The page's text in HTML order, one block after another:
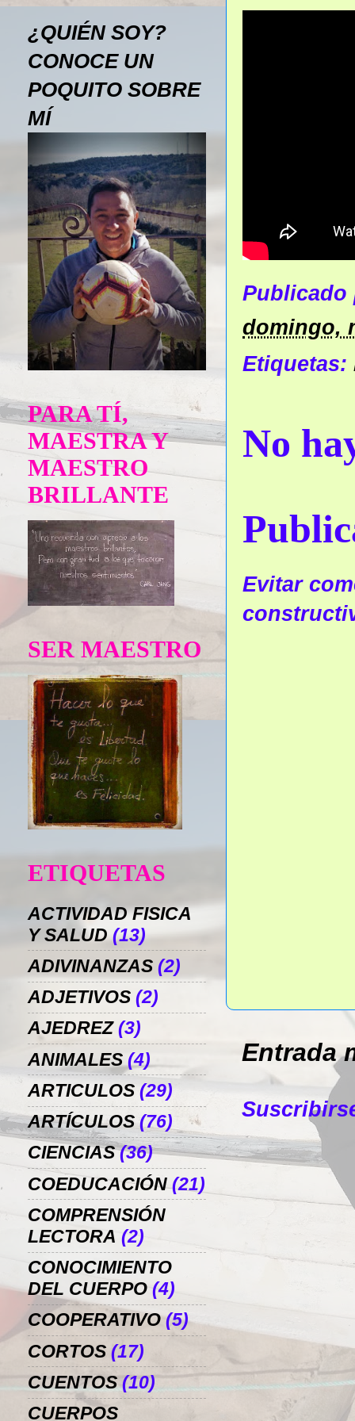
domingo,
Etiquetas:
No
Evitar
Entrada
¿QUIÉN SOY?
CONOCE UN
POQUITO SOBRE
MÍ
PARA TÍ,
MAESTRA Y
MAESTRO
BRILLANTE
SER MAESTRO
ETIQUETAS
ACTIVIDAD FISICA
Y SALUD (13)
ADIVINANZAS (2)
ADJETIVOS (2)
AJEDREZ (3)
ANIMALES (4)
ARTICULOS (29)
ARTÍCULOS (76)
CIENCIAS (36)
COEDUCACIÓN (21)
COMPRENSIÓN
LECTORA (2)
CONOCIMIENTO
DEL CUERPO (4)
COOPERATIVO (5)
CORTOS (17)
CUENTOS (10)
CUERPOS